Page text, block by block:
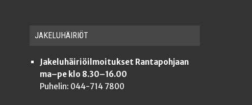
JAKE­LU­HÄI­RIÖT
Jakeluhäiriöilmoitukset Rantapohjaan
ma–pe klo 8.30–16.00
Puhelin: 044-714 7800